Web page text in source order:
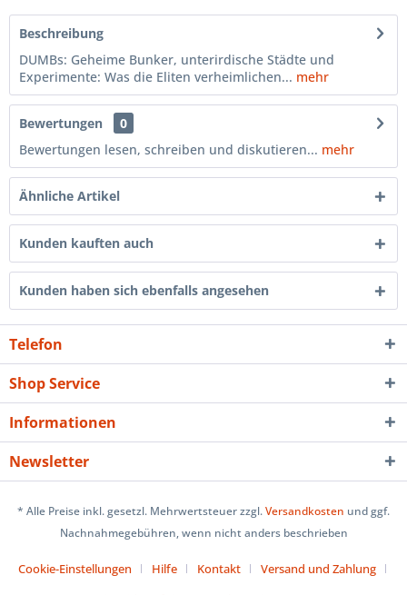
Beschreibung
DUMBs: Geheime Bunker, unterirdische Städte und
Experimente: Was die Eliten verheimlichen... mehr
Bewertungen
0
Bewertungen lesen, schreiben und diskutieren... mehr
Ähnliche Artikel
Kunden kauften auch
Kunden haben sich ebenfalls angesehen
Telefon
Shop Service
Informationen
Newsletter
* Alle Preise inkl. gesetzl. Mehrwertsteuer zzgl.Versandkosten und ggf.
Nachnahmegebühren, wenn nicht anders beschrieben
Cookie-Einstellungen Hilfe Kontakt
Versand und Zahlung